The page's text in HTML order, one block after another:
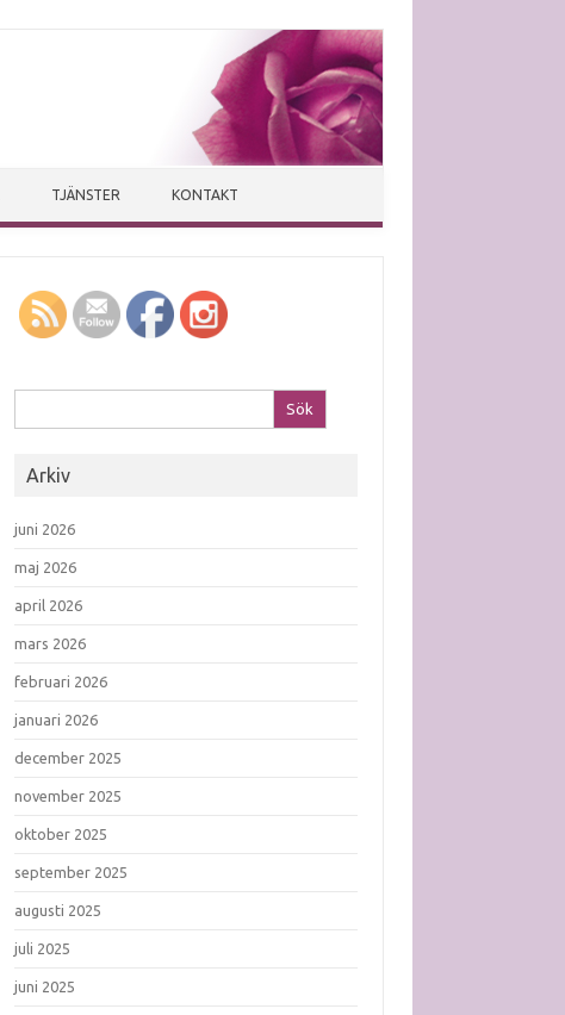
TJÄNSTER KONTAKT
Arkiv
juni 2026
maj 2026
april 2026
mars 2026
februari 2026
januari 2026
december 2025
november 2025
oktober 2025
september 2025
augusti 2025
juli 2025
juni 2025